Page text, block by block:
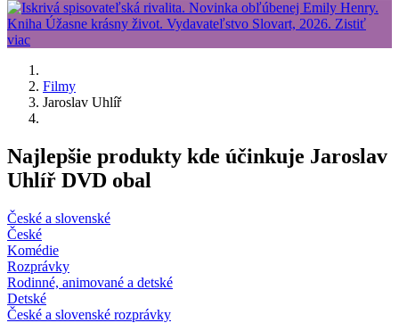
Filmy
Jaroslav Uhlíř
Najlepšie produkty kde účinkuje Jaroslav
Uhlíř DVD obal
České a slovenské
České
Komédie
Rozprávky
Rodinné, animované a detské
Detské
České a slovenské rozprávky